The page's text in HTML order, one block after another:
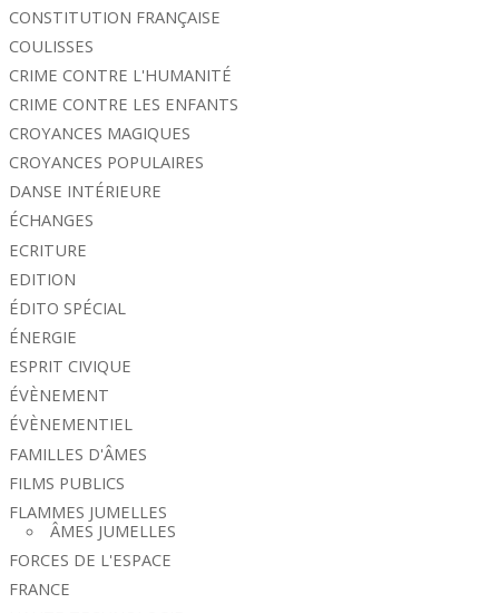
CONSTITUTION FRANÇAISE
COULISSES
CRIME CONTRE L'HUMANITÉ
CRIME CONTRE LES ENFANTS
CROYANCES MAGIQUES
CROYANCES POPULAIRES
DANSE INTÉRIEURE
ÉCHANGES
ECRITURE
EDITION
ÉDITO SPÉCIAL
ÉNERGIE
ESPRIT CIVIQUE
ÉVÈNEMENT
ÉVÈNEMENTIEL
FAMILLES D'ÂMES
FILMS PUBLICS
FLAMMES JUMELLES
ÂMES JUMELLES
FORCES DE L'ESPACE
FRANCE